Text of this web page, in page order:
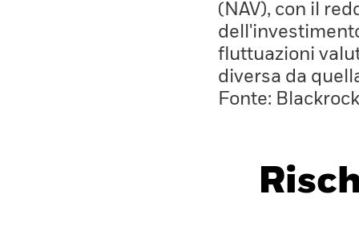
(NAV), con il
fluttuazioni
diversa da
Fonte: Blackrock